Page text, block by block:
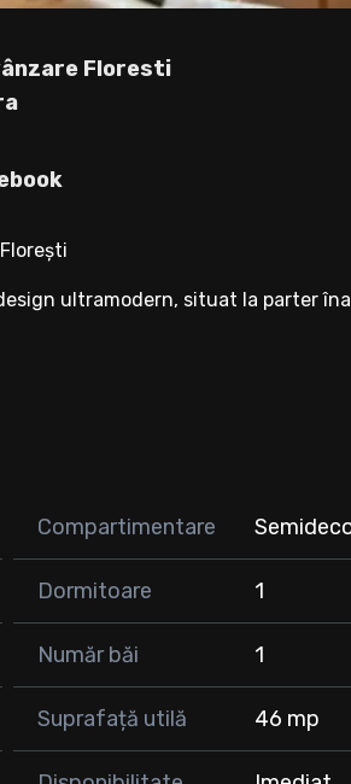
Floresti
ultramodern, situat la parter
gata de mutare!
Compartimentare
Dormitoare 1
Număr băi 1
Suprafață utilă 46 mp